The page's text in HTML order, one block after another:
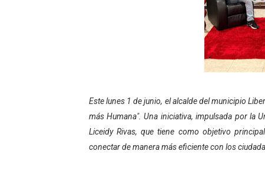
Fortalecen formación
Fortaleciendo la
Campo Elías consolida
El Lactario del Iahula
Plan Vacacional
Iniciación al yoga reúne a
Este lunes 1 de junio, el alcalde del municipio
más Humana". Una iniciativa, impulsada por la
Liceidy Rivas, que tiene como objetivo
conectar de manera más eficiente con los